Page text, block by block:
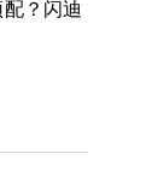
？闪迪